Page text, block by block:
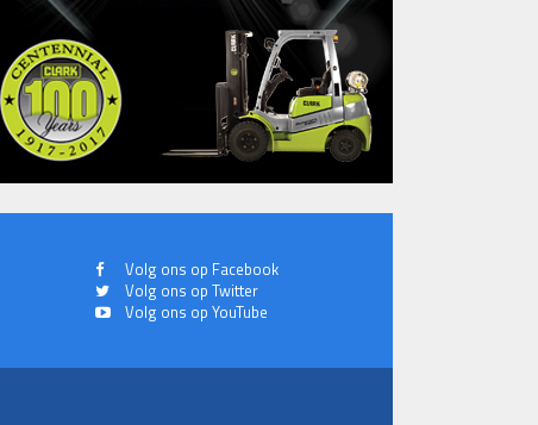
Volg ons op Facebook
Volg ons op Twitter
Volg ons op YouTube